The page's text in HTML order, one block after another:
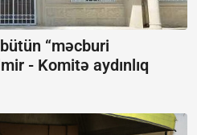
“məcburi
- Komitə aydınlıq